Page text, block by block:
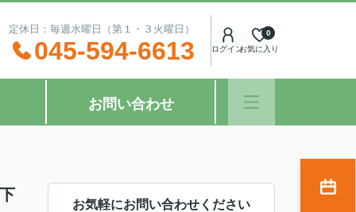
休日：毎週水曜日（第１・３火曜日）
045-594-6613 ログインお気に入り
0
お問い合わせ
お気軽にお問い合わせください